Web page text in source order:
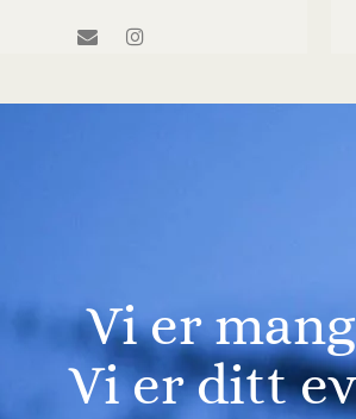
Vi er
Vi er ditt